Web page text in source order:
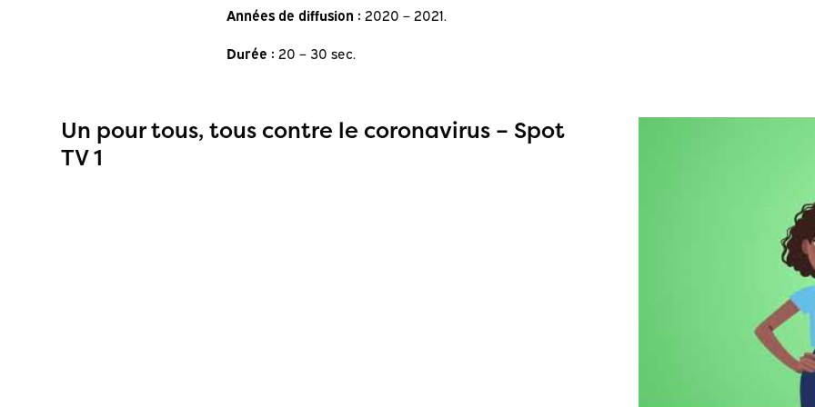
Années de diffusion : 2020 – 2021.
Durée : 20 – 30 sec.
Un pour tous, tous contre le coronavirus – Spot
TV 1